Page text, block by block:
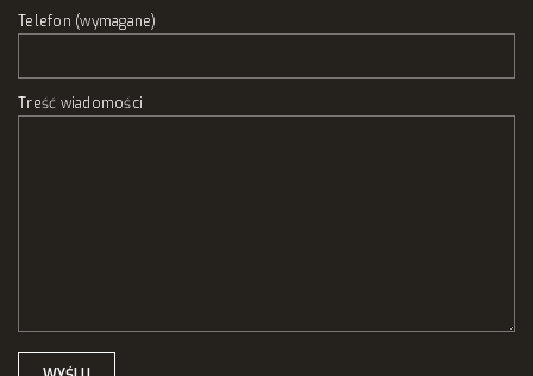
Telefon (wymagane)
Treść wiadomości